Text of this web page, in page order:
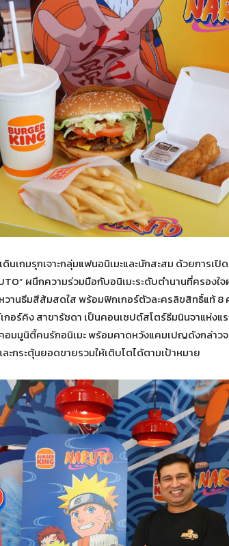
ดินเกมรุกเจาะกลุ่มแฟนอนิเมะและนักสะสม ด้วยการ
ผนึกความร่วมมือกับอนิเมะระดับตำนานที่ครอง
วานธีมสีส้มสดใส พร้อมฟิกเกอร์ตัวละครลิขสิทธิ์แท้ 8
กอร์คิง สาขารัชดา เป็นคอนเซปต์สโตร์ธีมนินจาแห่ง
คอมมูนิตี้คนรักอนิเมะ พร้อมคาดหวังแคมเปญดังกล่าว
ะกระตุ้นยอดขายรวมให้เติบโตได้ตามเป้าหมาย